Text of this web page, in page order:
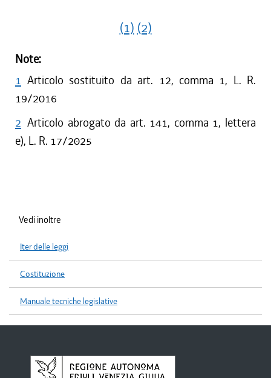
(1) (2)
Note:
1 Articolo sostituito da art. 12, comma 1, L. R.
19/2016
2 Articolo abrogato da art. 141, comma 1, lettera
e), L. R. 17/2025
Vedi inoltre
Iter delle leggi
Costituzione
Manuale tecniche legislative